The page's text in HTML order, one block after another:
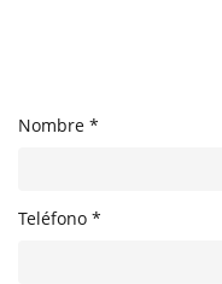
Nombre *
Teléfono *